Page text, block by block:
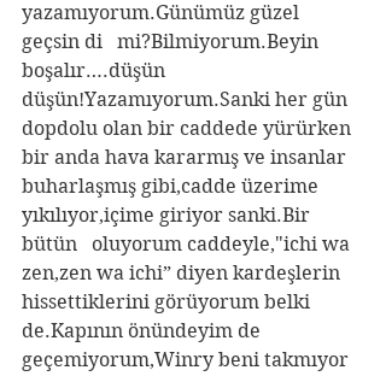
yazamıyorum.Günümüz güzel
geçsin di   mi?Bilmiyorum.Beyin
boşalır….düşün
düşün!Yazamıyorum.Sanki her gün
dopdolu olan bir caddede yürürken
bir anda hava kararmış ve insanlar
buharlaşmış gibi,cadde üzerime
yıkılıyor,içime giriyor sanki.Bir
bütün   oluyorum caddeyle,"ichi wa
zen,zen wa ichi” diyen kardeşlerin
hissettiklerini görüyorum belki
de.Kapının önündeyim de
geçemiyorum,Winry beni takmıyor